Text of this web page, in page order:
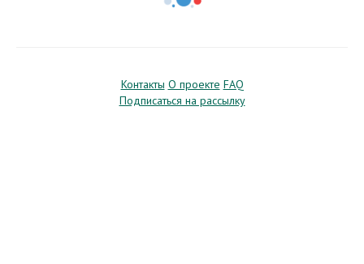
Контакты О проекте FAQ
Подписаться на рассылку